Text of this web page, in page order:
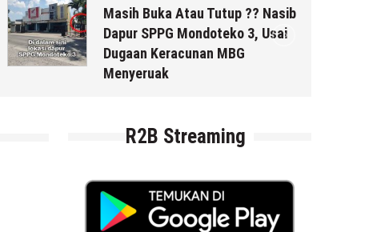
Masih Buka Atau Tutup ?? Nasib
Dapur SPPG Mondoteko 3, Usai
Dugaan Keracunan MBG
Menyeruak
R2B Streaming